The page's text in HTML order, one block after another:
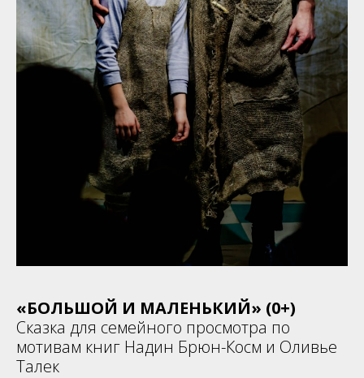
«БОЛЬШОЙ И МАЛЕНЬКИЙ» (0+)
Сказка для семейного просмотра по
мотивам книг Надин Брюн-Косм и Оливье
Талек